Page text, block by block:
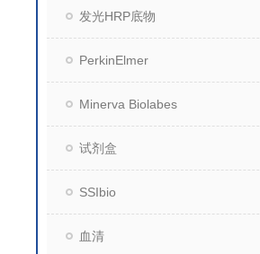
发光HRP底物
PerkinElmer
Minerva Biolabes
试剂盒
SSIbio
血清